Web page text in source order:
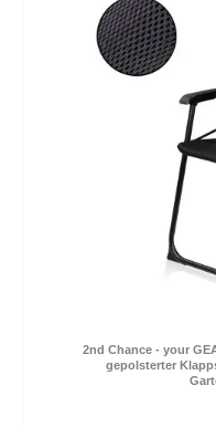
2nd Chance - your
gepolsterter